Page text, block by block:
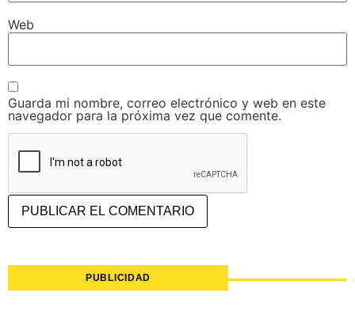
Web
Guarda mi nombre, correo electrónico y web en este
navegador para la próxima vez que comente.
PUBLICIDAD